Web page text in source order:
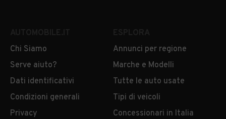
Chi Siamo
Serve aiuto?
Dati identificativi
Condizioni generali
Privacy
Annunci per regione
Marche e Modelli
Tutte le auto usate
Tipi di veicoli
Concessionari in Italia